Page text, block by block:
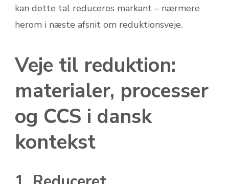
kan dette tal reduceres markant – nærmere
herom i næste afsnit om reduktionsveje.
Veje til reduktion:
materialer, processer
og CCS i dansk
kontekst